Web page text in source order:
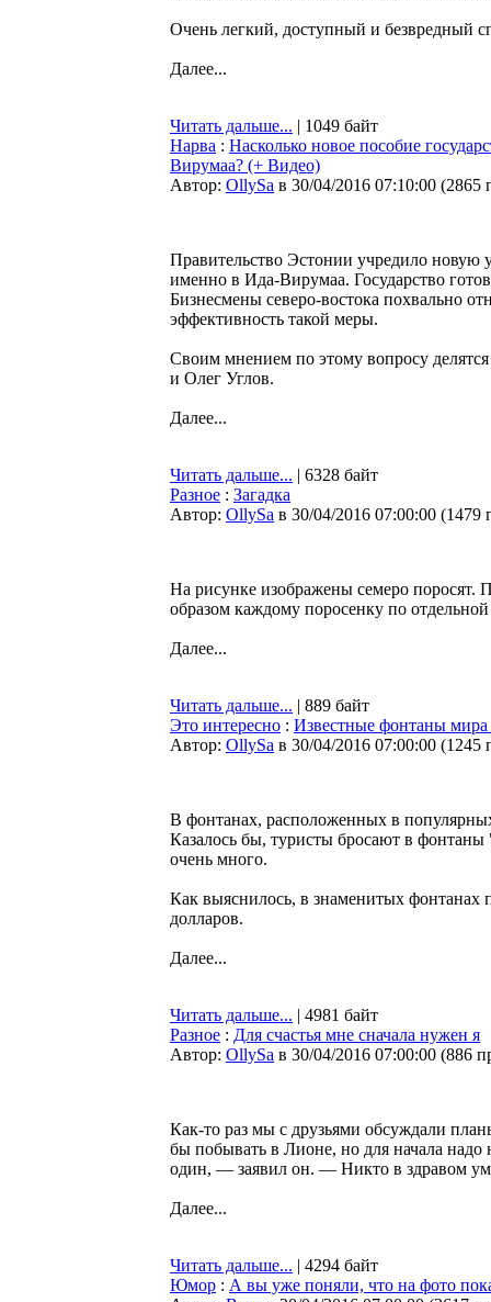
Очень легкий, доступный и безвредный
Далее...
Читать дальше... | 1049 байт
Нарва : Насколько новое пособие
Вирумаа? (+ Видео)
Автор: OllySa в 30/04/2016 07:10:00 (2865
Правительство Эстонии учредило новую
именно в Ида-Вирумаа. Государство
Бизнесмены северо-востока похвально
эффективность такой меры.
Своим мнением по этому вопросу
и Олег Углов.
Далее...
Читать дальше... | 6328 байт
Разное : Загадка
Автор: OllySa в 30/04/2016 07:00:00 (1479
На рисунке изображены семеро
образом каждому поросенку по
Далее...
Читать дальше... | 889 байт
Это интересно : Известные фонтаны мира
Автор: OllySa в 30/04/2016 07:00:00 (1245
В фонтанах, расположенных в
Казалось бы, туристы бросают в фонтаны
очень много.
Как выяснилось, в знаменитых
долларов.
Далее...
Читать дальше... | 4981 байт
Разное : Для счастья мне сначала нужен я
Автор: OllySa в 30/04/2016 07:00:00 (886
Как-то раз мы с друзьями обсуждали
бы побывать в Лионе, но для начала надо
один, — заявил он. — Никто в здравом уме
Далее...
Читать дальше... | 4294 байт
Юмор : А вы уже поняли, что на фото